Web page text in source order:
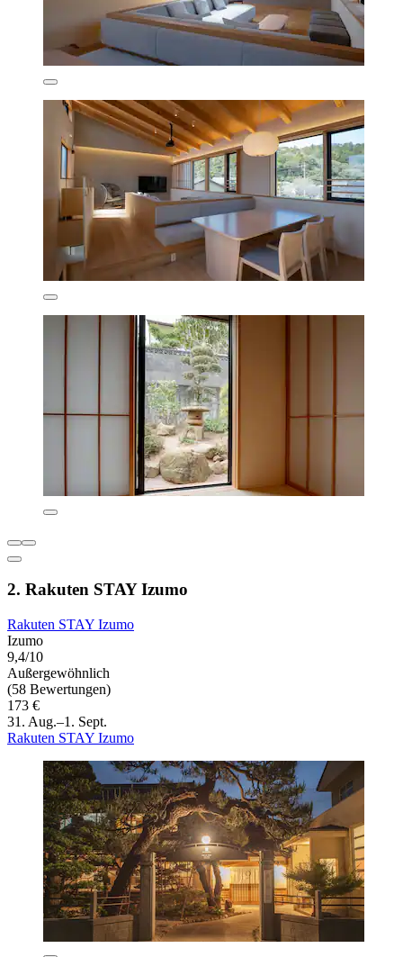
2. Rakuten STAY Izumo
Rakuten STAY Izumo
Izumo
9,4/10
Außergewöhnlich
(58 Bewertungen)
173 €
31. Aug.–1. Sept.
Rakuten STAY Izumo